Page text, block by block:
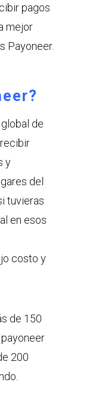
pagos
mejor
Payoneer.
de
y
del
tuvieras
en esos
costo y
de 150
200